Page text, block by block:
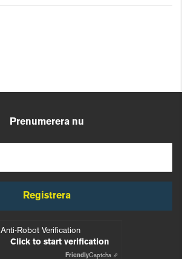
Prenumerera nu
Registrera
Anti-Robot Verification
Click to start verification
FriendlyCaptcha ⇗